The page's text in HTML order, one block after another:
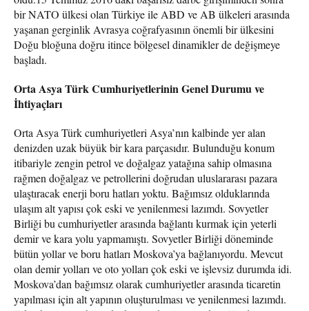
bir NATO ülkesi olan Türkiye ile ABD ve AB ülkeleri arasında
yaşanan gerginlik Avrasya coğrafyasının önemli bir ülkesini
Doğu bloğuna doğru itince bölgesel dinamikler de değişmeye
başladı.
Orta Asya Türk Cumhuriyetlerinin Genel Durumu ve
İhtiyaçları
Orta Asya Türk cumhuriyetleri Asya’nın kalbinde yer alan
denizden uzak büyük bir kara parçasıdır. Bulunduğu konum
itibariyle zengin petrol ve doğalgaz yatağına sahip olmasına
rağmen doğalgaz ve petrollerini doğrudan uluslararası pazara
ulaştıracak enerji boru hatları yoktu. Bağımsız olduklarında
ulaşım alt yapısı çok eski ve yenilenmesi lazımdı. Sovyetler
Birliği bu cumhuriyetler arasında bağlantı kurmak için yeterli
demir ve kara yolu yapmamıştı. Sovyetler Birliği döneminde
bütün yollar ve boru hatları Moskova’ya bağlanıyordu. Mevcut
olan demir yolları ve oto yolları çok eski ve işlevsiz durumda idi.
Moskova’dan bağımsız olarak cumhuriyetler arasında ticaretin
yapılması için alt yapının oluşturulması ve yenilenmesi lazımdı.